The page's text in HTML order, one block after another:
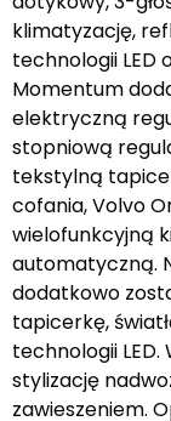
klimatyzację,
technologii LED
Momentum
elektryczną
stopniową
tekstylną
cofania, Volvo
wielofunkcyjną
automatyczną.
dodatkowo
tapicerkę,
technologii LED.
stylizację
zawieszeniem.